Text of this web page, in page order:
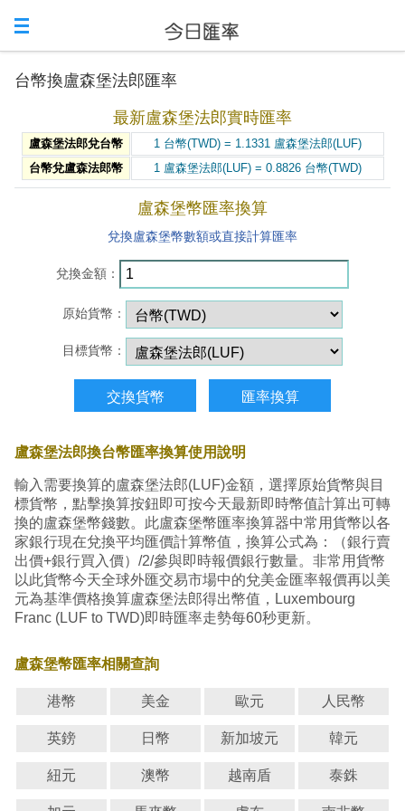
台幣換盧森堡法郎匯率
最新盧森堡法郎實時匯率
盧森堡法郎兌台幣
1 台幣(TWD) = 1.1331 盧森堡法郎(LUF)
台幣兌盧森法郎幣
1 盧森堡法郎(LUF) = 0.8826 台幣(TWD)
盧森堡幣匯率換算
兌換盧森堡幣數額或直接計算匯率
兌換金額：
原始貨幣：
目標貨幣：
盧森堡法郎換台幣匯率換算使用說明
輸入需要換算的盧森堡法郎(LUF)金額，選擇原始貨幣與目
標貨幣，點擊換算按鈕即可按今天最新即時幣值計算出可轉
換的盧森堡幣錢數。此盧森堡幣匯率換算器中常用貨幣以各
家銀行現在兌換平均匯價計算幣值，換算公式為：（銀行賣
出價+銀行買入價）/2/參與即時報價銀行數量。非常用貨幣
以此貨幣今天全球外匯交易市場中的兌美金匯率報價再以美
元為基準價格換算盧森堡法郎得出幣值，Luxembourg
Franc (LUF to TWD)即時匯率走勢每60秒更新。
盧森堡幣匯率相關查詢
港幣 美金 歐元 人民幣
英鎊 日幣 新加坡元 韓元
紐元 澳幣 越南盾 泰銖